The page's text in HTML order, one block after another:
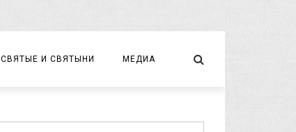
СВЯТЫЕ И СВЯТЫНИ МЕДИА